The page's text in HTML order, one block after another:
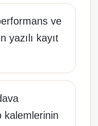
ve
yazılı kayıt
kalemlerinin